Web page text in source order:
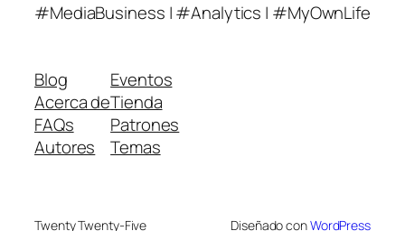
#MediaBusiness | #Analytics | #MyOwnLife
Blog
Acerca de
FAQs
Autores
Eventos
Tienda
Patrones
Temas
Twenty Twenty-Five Diseñado conWordPress